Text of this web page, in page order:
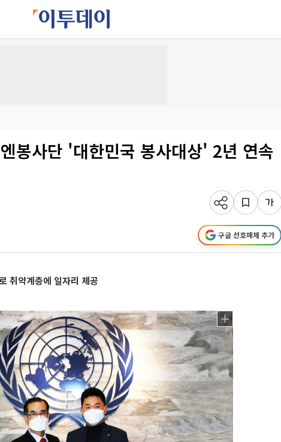
봉사단 '대한민국 봉사대상' 2년 연속
구글 선호매체 추가
취약계층에 일자리 제공